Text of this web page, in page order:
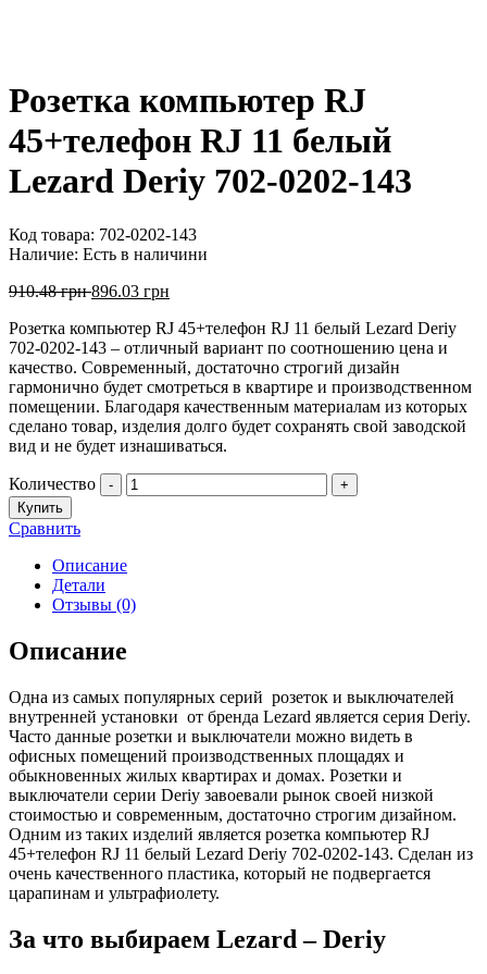
Розетка компьютер RJ
45+телефон RJ 11 белый
Lezard Deriy 702-0202-143
Код товара: 702-0202-143
Наличие: Есть в наличини
910.48грн896.03 грн
Розетка компьютер RJ 45+телефон RJ 11 белый Lezard Deriy
702-0202-143 – отличный вариант по соотношению цена и
качество. Современный, достаточно строгий дизайн
гармонично будет смотреться в квартире и производственном
помещении. Благодаря качественным материалам из которых
сделано товар, изделия долго будет сохранять свой заводской
вид и не будет изнашиваться.
Количество -
+
Купить
Сравнить
Описание
Детали
Отзывы (0)
Описание
Одна из самых популярных серий розеток и выключателей
внутренней установки от бренда Lezard является серия Deriy.
Часто данные розетки и выключатели можно видеть в
офисных помещений производственных площадях и
обыкновенных жилых квартирах и домах. Розетки и
выключатели серии Deriy завоевали рынок своей низкой
стоимостью и современным, достаточно строгим дизайном.
Одним из таких изделий является розетка компьютер RJ
45+телефон RJ 11 белый Lezard Deriy 702-0202-143. Сделан из
очень качественного пластика, который не подвергается
царапинам и ультрафиолету.
За что выбираем Lezard – Deriy